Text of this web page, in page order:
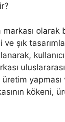
şık
kökeni,